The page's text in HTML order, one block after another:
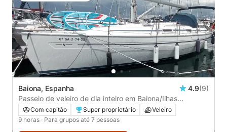
Baiona, Espanha 4.9(9)
Passeio de veleiro de dia inteiro em Baiona/Ilhas
Cíes/Estuário de Vigo. COMBUSTÍVEL INCLUÍDO NO
PREÇO
Com capitão Super proprietário
Veleiro
9 horas · Para grupos até 7 pessoas